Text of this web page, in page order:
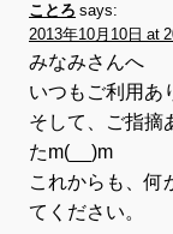
ことろ says:
2013年10月10日 at
みなみさんへ
いつもご利用あ
そして、ご指摘
たm(__)m
これからも、何
てください。